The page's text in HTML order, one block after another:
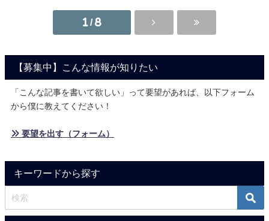
1 / 8
【募集中】こんな情報が知りたい
「こんな記事を書いて欲しい」って要望があれば、以下フォーム
から僕に教えてください！
» 要望を出す（フォーム）
キーワードから探す